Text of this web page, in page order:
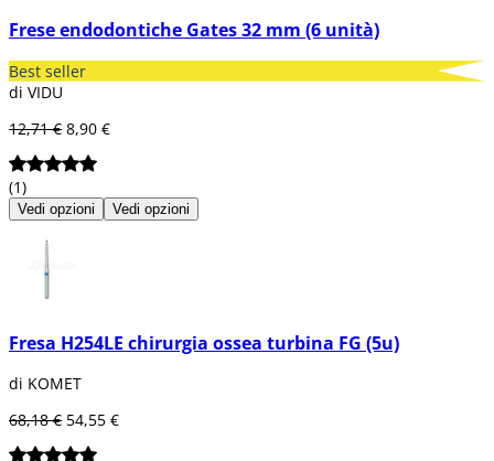
Frese endodontiche Gates 32 mm (6 unità)
Best seller
di VIDU
12,71 € 8,90 €
(1)
Vedi opzioni Vedi opzioni
Fresa H254LE chirurgia ossea turbina FG (5u)
di KOMET
68,18 € 54,55 €